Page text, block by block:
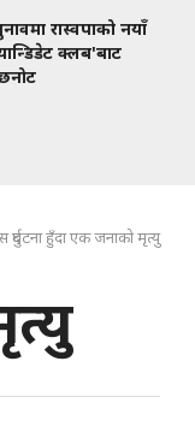
रास्वपाको नयाँ
क्लब'बाट
हुँदा एक जनाको मृत्यु